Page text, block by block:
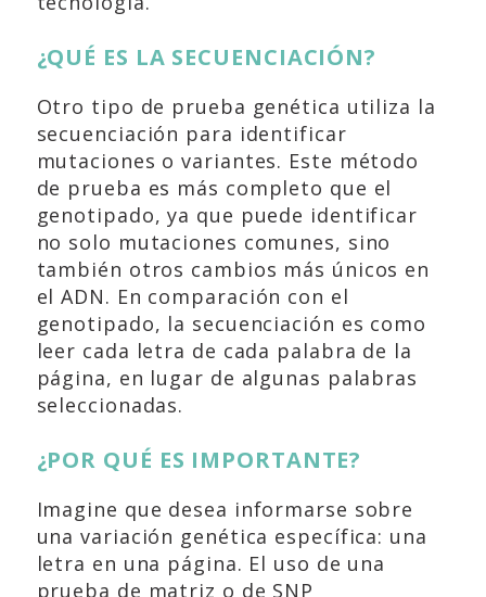
¿QUÉ ES LA SECUENCIACIÓN?
Otro tipo de prueba genética utiliza la
secuenciación para identificar
mutaciones o variantes. Este método
de prueba es más completo que el
genotipado, ya que puede identificar
no solo mutaciones comunes, sino
también otros cambios más únicos en
el ADN. En comparación con el
genotipado, la secuenciación es como
leer cada letra de cada palabra de la
página, en lugar de algunas palabras
seleccionadas.
¿POR QUÉ ES IMPORTANTE?
Imagine que desea informarse sobre
una variación genética específica: una
letra en una página. El uso de una
prueba de matriz o de SNP